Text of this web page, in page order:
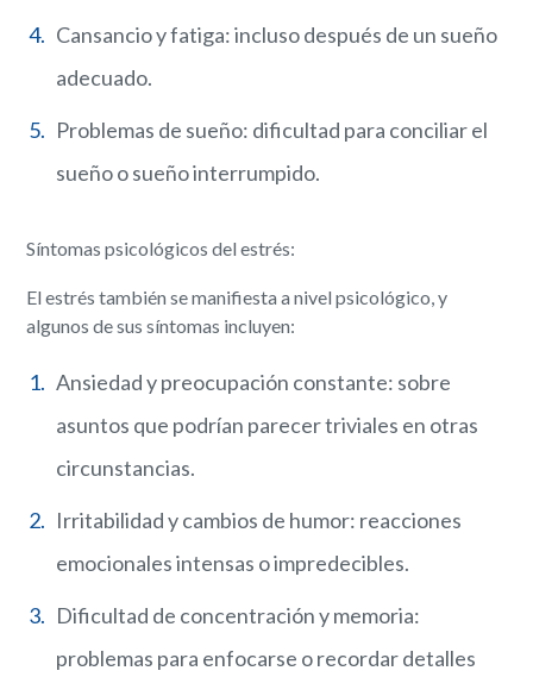
Cansancio y fatiga: incluso después de un sueño
adecuado.
Problemas de sueño: dificultad para conciliar el
sueño o sueño interrumpido.
Síntomas psicológicos del estrés:
El estrés también se manifiesta a nivel psicológico, y
algunos de sus síntomas incluyen:
Ansiedad y preocupación constante: sobre
asuntos que podrían parecer triviales en otras
circunstancias.
Irritabilidad y cambios de humor: reacciones
emocionales intensas o impredecibles.
Dificultad de concentración y memoria:
problemas para enfocarse o recordar detalles